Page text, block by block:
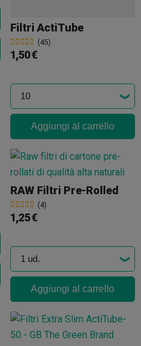
Filtri ActiTube
(45)
1,50 €
Aggiungi al carrello
RAW Filtri Pre-Rolled
(4)
1,25 €
Aggiungi al carrello